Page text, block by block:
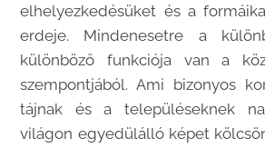
elhelyezkedésüket és a
erdeje. Mindenesetre a
különböző funkciója van a
szempontjából. Ami bizonyos
tájnak és a településeknek
világon egyedülálló képet